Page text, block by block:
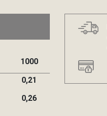
1000
0,21
0,26